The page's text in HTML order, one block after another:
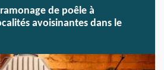
de poêle à
avoisinantes dans le